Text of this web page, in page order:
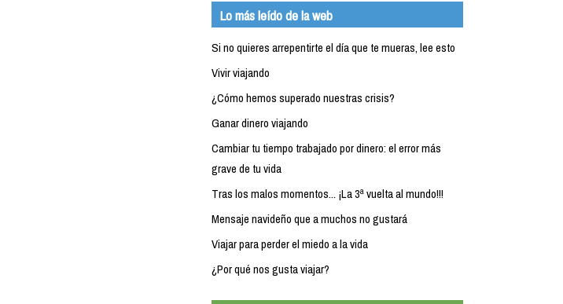
Lo más leído de la web
Si no quieres arrepentirte el día que te mueras, lee esto
Vivir viajando
¿Cómo hemos superado nuestras crisis?
Ganar dinero viajando
Cambiar tu tiempo trabajado por dinero: el error más
grave de tu vida
Tras los malos momentos... ¡La 3ª vuelta al mundo!!!
Mensaje navideño que a muchos no gustará
Viajar para perder el miedo a la vida
¿Por qué nos gusta viajar?